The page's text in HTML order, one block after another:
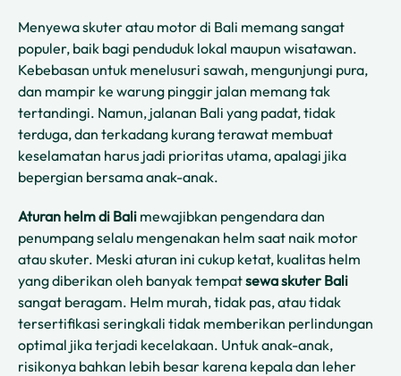
Menyewa skuter atau motor di Bali memang sangat
populer, baik bagi penduduk lokal maupun wisatawan.
Kebebasan untuk menelusuri sawah, mengunjungi pura,
dan mampir ke warung pinggir jalan memang tak
tertandingi. Namun, jalanan Bali yang padat, tidak
terduga, dan terkadang kurang terawat membuat
keselamatan harus jadi prioritas utama, apalagi jika
bepergian bersama anak-anak.
Aturan helm di Bali mewajibkan pengendara dan
penumpang selalu mengenakan helm saat naik motor
atau skuter. Meski aturan ini cukup ketat, kualitas helm
yang diberikan oleh banyak tempatsewa skuter Bali
sangat beragam. Helm murah, tidak pas, atau tidak
tersertifikasi seringkali tidak memberikan perlindungan
optimal jika terjadi kecelakaan. Untuk anak-anak,
risikonya bahkan lebih besar karena kepala dan leher